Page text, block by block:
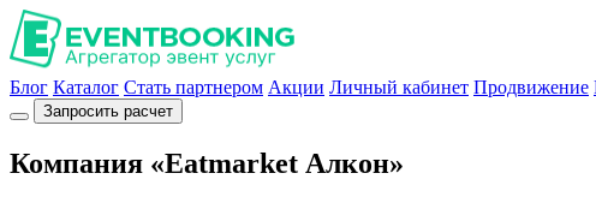
Блог Каталог Стать партнером Акции Личный кабинет Продвижение
Запросить расчет
Компания «Eatmarket Алкон»